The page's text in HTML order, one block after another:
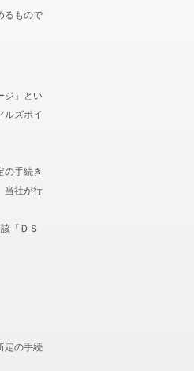
るもので
ジ」とい
ルズポイ
の手続き
当社が行
「ＤＳ
定の手続